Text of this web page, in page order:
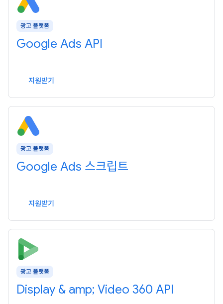
광고 플랫폼
Google Ads API
지원받기
광고 플랫폼
Google Ads 스크립트
지원받기
광고 플랫폼
Display & amp; Video 360 API